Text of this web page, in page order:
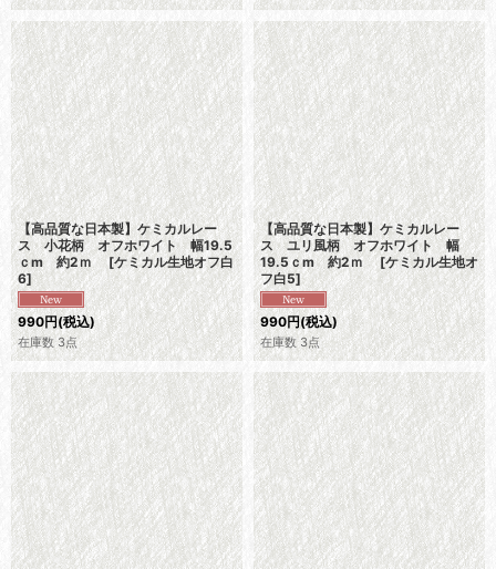
【高品質な日本製】ケミカルレー
ス 小花柄 オフホワイト 幅19.5
ｃm 約2ｍ [ケミカル生地オフ白
6]
990円(税込)
在庫数 3点
【高品質な日本製】ケミカルレー
ス ユリ風柄 オフホワイト 幅
19.5ｃm 約2ｍ [ケミカル生地オ
フ白5]
990円(税込)
在庫数 3点